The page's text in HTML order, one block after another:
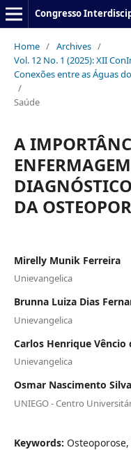
Congresso
Home / Archives /
Vol. 12 No. 1 (2025): XII
Conexões entre as Águas
/
Saúde
A
DA
Mirelly Munik Ferreira
Unievangelica
Brunna Luiza Dias
Unievangelica
Carlos Henrique Vêncio
Unievangelica
Osmar Nascimento Silva
UNIEGO - Centro
Keywords: